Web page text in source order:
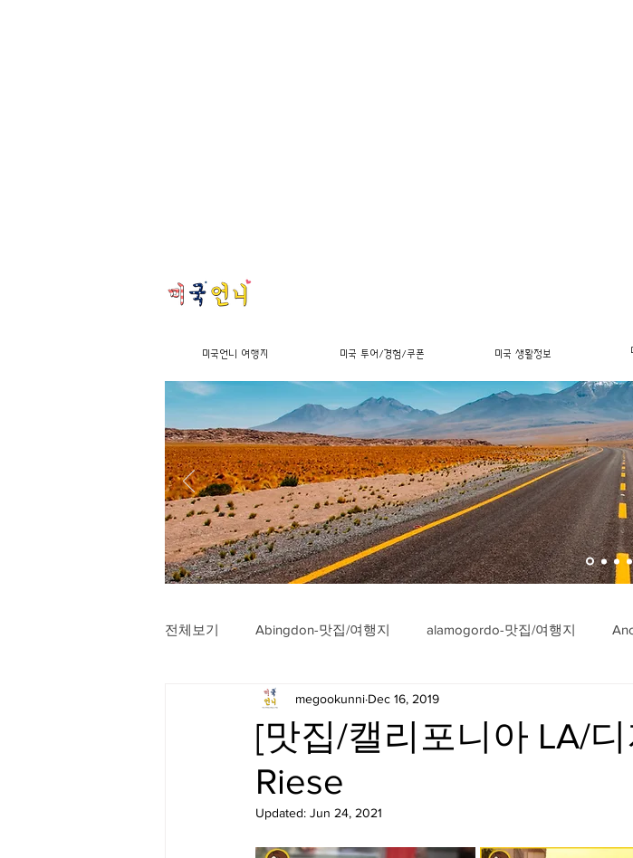
전체보기 Abingdon-맛집/여행지 alamogordo-맛집/여행지
Arlington-맛집/여행지 Arlington-맛집/여행지
Badlands-맛집/여행지
Big Bend-맛집/여행지 Bloomfield-맛집/여행지 Bloomington-
[맛집/캘리포니아 LA/
Riese
megookunni Dec 16, 2019
Updated: Jun 24, 2021
미국언니 여행지 미국 투어/경험/쿠폰 미국 생활정보